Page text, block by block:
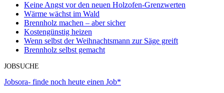
Keine Angst vor den neuen Holzofen-Grenzwerten
Wärme wächst im Wald
Brennholz machen – aber sicher
Kostengünstig heizen
Wenn selbst der Weihnachtsmann zur Säge greift
Brennholz selbst gemacht
JOBSUCHE
Jobsora- finde noch heute einen Job*